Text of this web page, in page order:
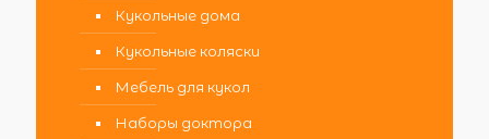
Кукольные дома
Кукольные коляски
Мебель для кукол
Наборы доктора